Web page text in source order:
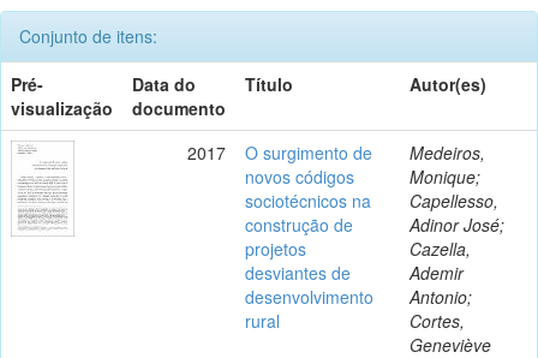
Conjunto de itens:
Pré-
visualização
Data do
documento
Título Autor(es)
2017
O surgimento de
novos códigos
sociotécnicos na
construção de
projetos
desviantes de
desenvolvimento
rural
Medeiros,
Monique;
Capellesso,
Adinor José;
Cazella,
Ademir
Antonio;
Cortes,
Geneviève